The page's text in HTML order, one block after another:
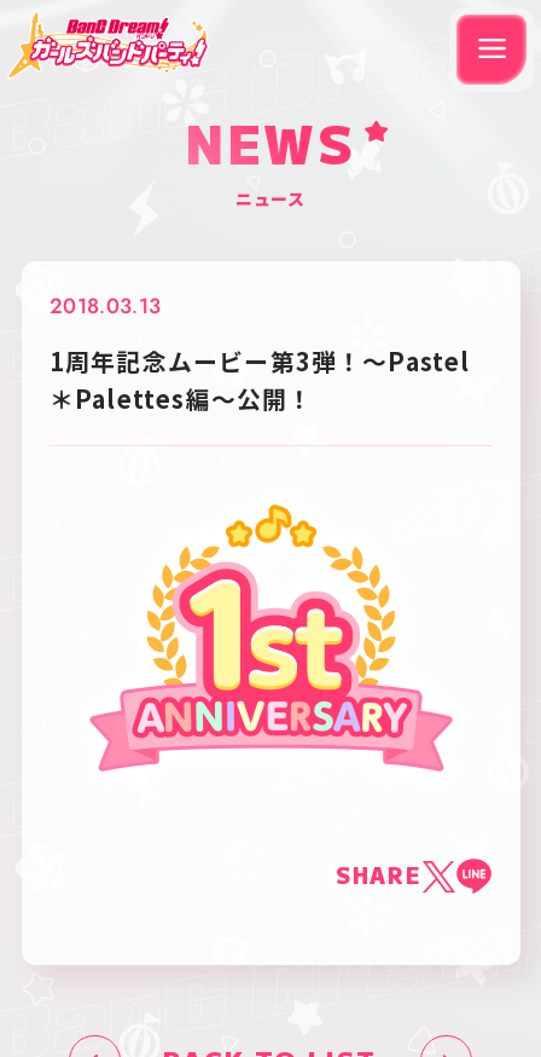
NEWS
ニュース
2018.03.13
1周年記念ムービー第3弾！〜Pastel
＊Palettes編〜公開！
SHARE